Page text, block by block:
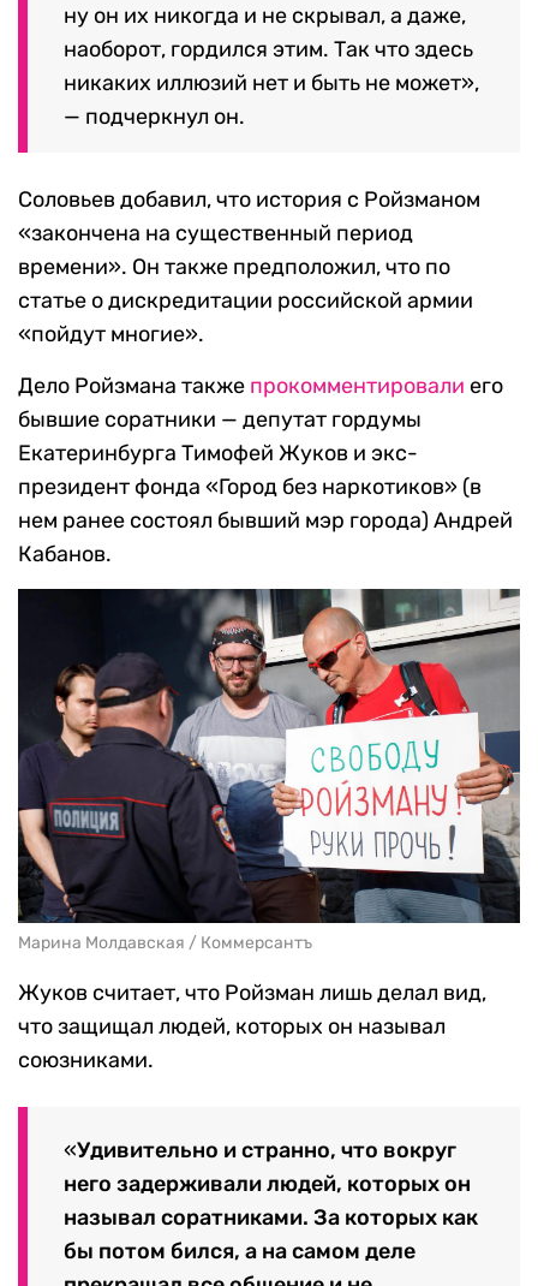
ну он их никогда и не скрывал, а даже,
наоборот, гордился этим. Так что здесь
никаких иллюзий нет и быть не может»,
— подчеркнул он.
Соловьев добавил, что история с Ройзманом
«закончена на существенный период
времени». Он также предположил, что по
статье о дискредитации российской армии
«пойдут многие».
Дело Ройзмана также прокомментировали его
бывшие соратники — депутат гордумы
Екатеринбурга Тимофей Жуков и экс-
президент фонда «Город без наркотиков» (в
нем ранее состоял бывший мэр города) Андрей
Кабанов.
Марина Молдавская / Коммерсантъ
Жуков считает, что Ройзман лишь делал вид,
что защищал людей, которых он называл
союзниками.
«Удивительно и странно, что вокруг
него задерживали людей, которых он
называл соратниками. За которых как
бы потом бился, а на самом деле